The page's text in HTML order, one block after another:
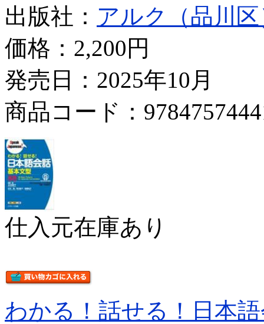
出版社： アルク（品川
価格： 2,200円
発売日：2025年10月
商品コード：
仕入元在庫あり
わかる！話せる！日本